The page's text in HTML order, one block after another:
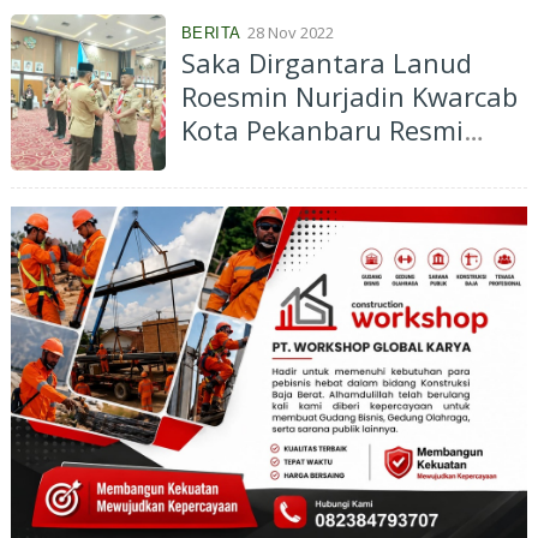
BERITA 28 Nov 2022
Saka Dirgantara Lanud
Roesmin Nurjadin Kwarcab
Kota Pekanbaru Resmi